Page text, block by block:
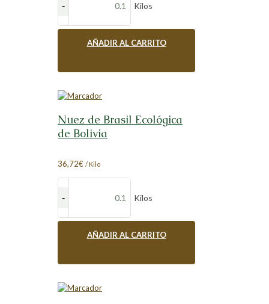
Kilos
AÑADIR AL CARRITO
Nuez de Brasil Ecológica
de Bolivia
36,72€ / Kilo
Kilos
AÑADIR AL CARRITO